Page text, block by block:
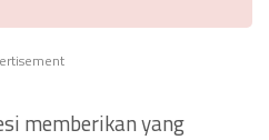
memberikan yang